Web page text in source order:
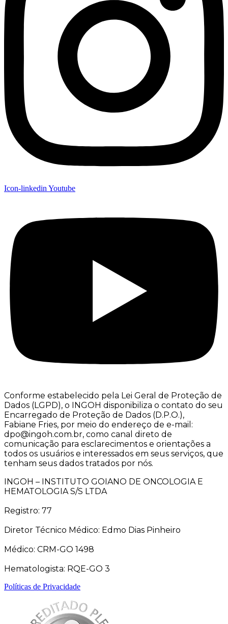
Icon-linkedin Youtube
Conforme estabelecido pela Lei Geral de Proteção de
Dados (LGPD), o INGOH disponibiliza o contato do seu
Encarregado de Proteção de Dados (D.P.O.),
Fabiane Fries, por meio do endereço de e-mail:
dpo@ingoh.com.br, como canal direto de
comunicação para esclarecimentos e orientações a
todos os usuários e interessados em seus serviços, que
tenham seus dados tratados por nós.
INGOH – INSTITUTO GOIANO DE ONCOLOGIA E
HEMATOLOGIA S/S LTDA
Registro: 77
Diretor Técnico Médico: Edmo Dias Pinheiro
Médico: CRM-GO 1498
Hematologista: RQE-GO 3
Políticas de Privacidade